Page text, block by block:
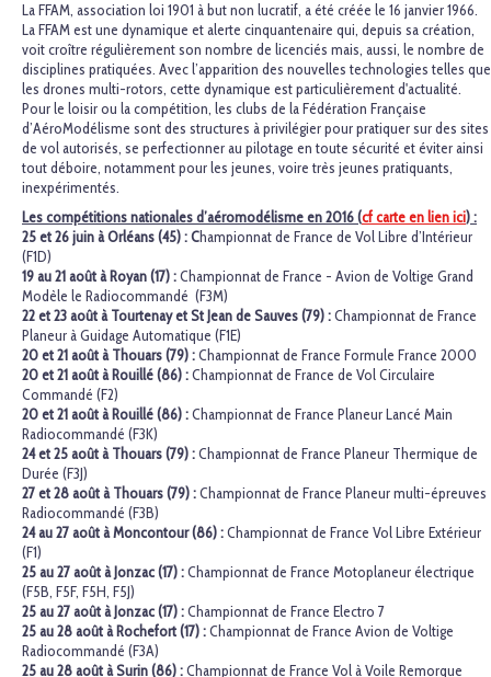
La FFAM, association loi 1901 à but non lucratif, a été créée le 16 janvier 1966.
La FFAM est une dynamique et alerte cinquantenaire qui, depuis sa création,
voit croître régulièrement son nombre de licenciés mais, aussi, le nombre de
disciplines pratiquées. Avec l’apparition des nouvelles technologies telles que
les drones multi-rotors, cette dynamique est particulièrement d'actualité.
Pour le loisir ou la compétition, les clubs de la Fédération Française
d’AéroModélisme sont des structures à privilégier pour pratiquer sur des sites
de vol autorisés, se perfectionner au pilotage en toute sécurité et éviter ainsi
tout déboire, notamment pour les jeunes, voire très jeunes pratiquants,
inexpérimentés.
Les compétitions nationales d’aéromodélisme en 2016 (cf carte en lien ici) :
25 et 26 juin à Orléans (45) : Championnat de France de Vol Libre d’Intérieur
(F1D)
19 au 21 août à Royan (17) :Championnat de France - Avion de Voltige Grand
Modèle le Radiocommandé (F3M)
22 et 23 août à Tourtenay et St Jean de Sauves (79) :Championnat de France
Planeur à Guidage Automatique (F1E)
20 et 21 août à Thouars (79) :Championnat de France Formule France 2000
20 et 21 août à Rouillé (86) :Championnat de France de Vol Circulaire
Commandé (F2)
20 et 21 août à Rouillé (86) :Championnat de France Planeur Lancé Main
Radiocommandé (F3K)
24 et 25 août à Thouars (79) :Championnat de France Planeur Thermique de
Durée (F3J)
27 et 28 août à Thouars (79) :Championnat de France Planeur multi-épreuves
Radiocommandé (F3B)
24 au 27 août à Moncontour (86) :Championnat de France Vol Libre Extérieur
(F1)
25 au 27 août à Jonzac (17) :Championnat de France Motoplaneur électrique
(F5B, F5F, F5H, F5J)
25 au 27 août à Jonzac (17) :Championnat de France Electro 7
25 au 28 août à Rochefort (17) :Championnat de France Avion de Voltige
Radiocommandé (F3A)
25 au 28 août à Surin (86) :Championnat de France Vol à Voile Remorque